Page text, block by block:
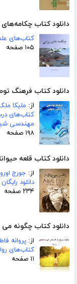
دانلود کتاب
کتاب‌های
۱۰۵ صفحه
دانلود کتاب فرهنگ
از: ملیکا
کتاب‌های
مهندسی
۱۹۸ صفحه
دانلود کتاب قلعه
از: جورج
دانلود
۲۳۴ صفحه
دانلود کتاب چگونه
از: پروانه
کتاب‌های
۱۱ صفحه